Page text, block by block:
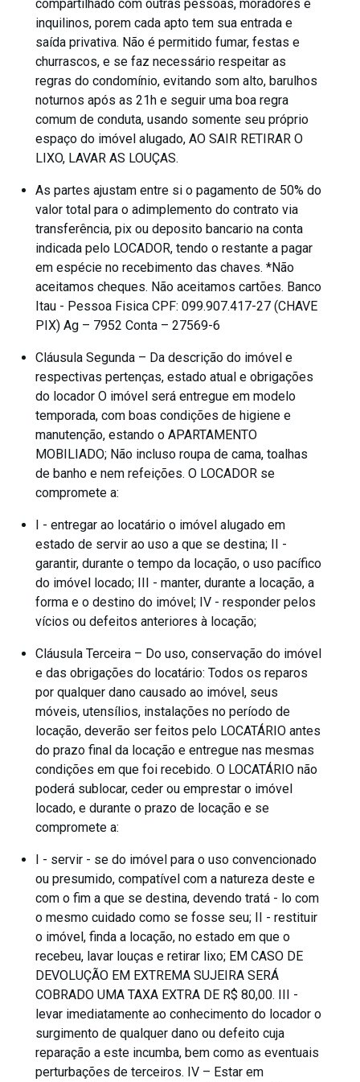
compartilhado com outras pessoas, moradores e
inquilinos, porem cada apto tem sua entrada e
saída privativa. Não é permitido fumar, festas e
churrascos, e se faz necessário respeitar as
regras do condomínio, evitando som alto, barulhos
noturnos após as 21h e seguir uma boa regra
comum de conduta, usando somente seu próprio
espaço do imóvel alugado, AO SAIR RETIRAR O
LIXO, LAVAR AS LOUÇAS.
As partes ajustam entre si o pagamento de 50% do
valor total para o adimplemento do contrato via
transferência, pix ou deposito bancario na conta
indicada pelo LOCADOR, tendo o restante a pagar
em espécie no recebimento das chaves. *Não
aceitamos cheques. Não aceitamos cartões. Banco
Itau - Pessoa Fisica CPF: 099.907.417-27 (CHAVE
PIX) Ag – 7952 Conta – 27569-6
Cláusula Segunda – Da descrição do imóvel e
respectivas pertenças, estado atual e obrigações
do locador O imóvel será entregue em modelo
temporada, com boas condições de higiene e
manutenção, estando o APARTAMENTO
MOBILIADO; Não incluso roupa de cama, toalhas
de banho e nem refeições. O LOCADOR se
compromete a:
I - entregar ao locatário o imóvel alugado em
estado de servir ao uso a que se destina; II -
garantir, durante o tempo da locação, o uso pacífico
do imóvel locado; III - manter, durante a locação, a
forma e o destino do imóvel; IV - responder pelos
vícios ou defeitos anteriores à locação;
Cláusula Terceira – Do uso, conservação do imóvel
e das obrigações do locatário: Todos os reparos
por qualquer dano causado ao imóvel, seus
móveis, utensílios, instalações no período de
locação, deverão ser feitos pelo LOCATÁRIO antes
do prazo final da locação e entregue nas mesmas
condições em que foi recebido. O LOCATÁRIO não
poderá sublocar, ceder ou emprestar o imóvel
locado, e durante o prazo de locação e se
compromete a:
I - servir - se do imóvel para o uso convencionado
ou presumido, compatível com a natureza deste e
com o fim a que se destina, devendo tratá - lo com
o mesmo cuidado como se fosse seu; II - restituir
o imóvel, finda a locação, no estado em que o
recebeu, lavar louças e retirar lixo; EM CASO DE
DEVOLUÇÃO EM EXTREMA SUJEIRA SERÁ
COBRADO UMA TAXA EXTRA DE R$ 80,00. III -
levar imediatamente ao conhecimento do locador o
surgimento de qualquer dano ou defeito cuja
reparação a este incumba, bem como as eventuais
perturbações de terceiros. IV – Estar em